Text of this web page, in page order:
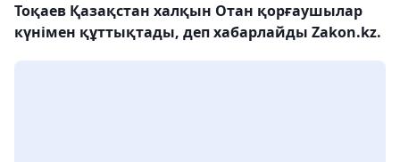
Тоқаев Қазақстан халқын Отан қорғаушылар
күнімен құттықтады, деп хабарлайды Zakon.kz.